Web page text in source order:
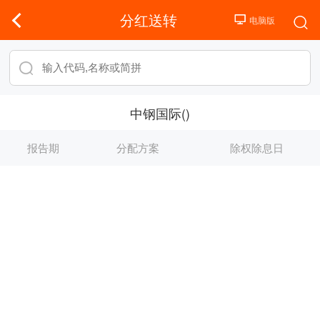
分红送转
中钢国际()
报告期 分配方案 除权除息日